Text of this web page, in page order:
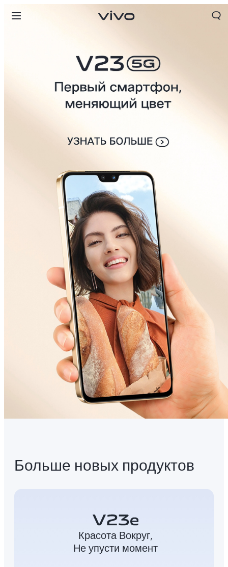
Kyrgyzstan | Выберите страну/регион
Больше новых продуктов
Красота Вокруг,
Не упусти момент